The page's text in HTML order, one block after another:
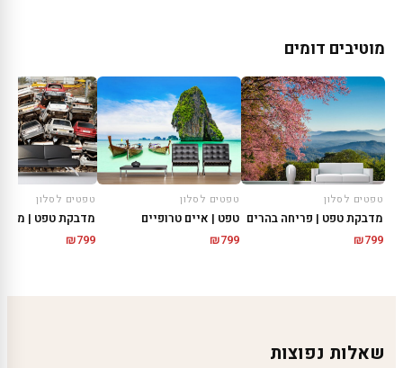
מוטיבים דומים
טפטים לסלון
מדבקת טפט | פריחה בהרים
₪799
טפטים לסלון
טפט | איים טרופיים
₪799
טפטים לסלון
מדבקת טפט |
₪799
שאלות נפוצות